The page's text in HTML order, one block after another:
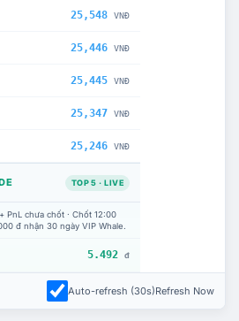
25,548 VNĐ
25,446 VNĐ
25,445 VNĐ
25,347 VNĐ
25,246 VNĐ
TOP 5 · LIVE
PnL chưa chốt · Chốt 12:00
đ nhận 30 ngày VIP Whale.
5.492 đ
Auto-refresh (30s)Refresh Now